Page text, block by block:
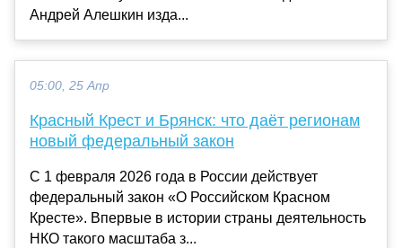
Андрей Алешкин изда...
05:00, 25 Апр
Красный Крест и Брянск: что даёт регионам
новый федеральный закон
С 1 февраля 2026 года в России действует
федеральный закон «О Российском Красном
Кресте». Впервые в истории страны деятельность
НКО такого масштаба з...